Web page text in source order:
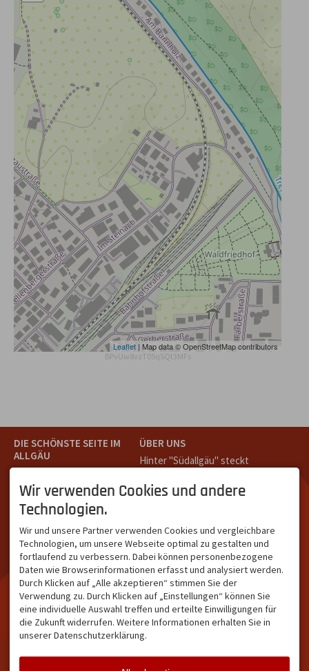
Leaflet | Map data © OpenStreetMap contributors
BPvUw8vzT05qSQt3MFs
DIE SCHÖNSTE SEITE IM
ALLGÄU
Teil des Oberallgäus. Es
verbindet die Tourismus-
Destinationen Oberstdorf,
Kleinwalsertal und beliebte
Urlaubsziele wie die
Hörnerdörfer, Alpsee-
Grünten, Oberstaufen oder
Wertach im Allgäu.
ÜBER UNS
Hinter "Südallgäu" steckt
Oberstdorf.
Unser Ziel ist ein attraktives
Leistungsträger im
südlichen Oberallgäu eine
starke Plattform bietet.
NETZWERK & REICHWEITE
ca. 36.700 Abos bei
Instagram
Wir verwenden Cookies und andere
Technologien.
Wir und unsere Partner verwenden Cookies und vergleichbare
Technologien, um unsere Webseite optimal zu gestalten und
fortlaufend zu verbessern. Dabei können personenbezogene
Daten wie Browserinformationen erfasst und analysiert werden.
Durch Klicken auf „Alle akzeptieren“ stimmen Sie der
Verwendung zu. Durch Klicken auf „Einstellungen“ können Sie
eine individuelle Auswahl treffen und erteilte Einwilligungen für
die Zukunft widerrufen. Weitere Informationen erhalten Sie in
unserer Datenschutzerklärung.